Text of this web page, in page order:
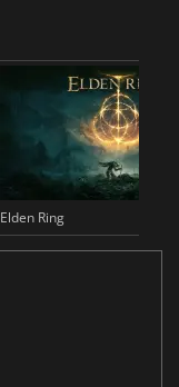
Elden Ring